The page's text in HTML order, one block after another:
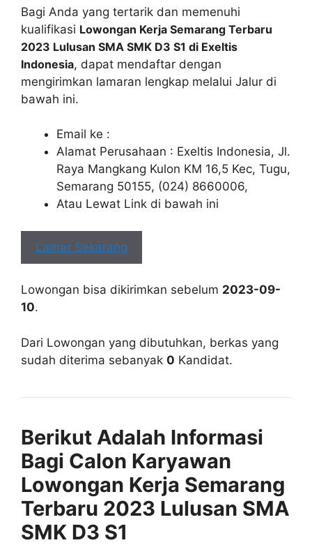
Bagi Anda yang tertarik dan memenuhi
kualifikasi Lowongan Kerja Semarang Terbaru
2023 Lulusan SMA SMK D3 S1 di Exeltis
Indonesia, dapat mendaftar dengan
mengirimkan lamaran lengkap melalui Jalur di
bawah ini.
Email ke :
Alamat Perusahaan : Exeltis Indonesia, Jl.
Raya Mangkang Kulon KM 16,5 Kec, Tugu,
Semarang 50155, (024) 8660006,
Atau Lewat Link di bawah ini
Lamar Sekarang
Lowongan bisa dikirimkan sebelum 2023-09-
10.
Dari Lowongan yang dibutuhkan, berkas yang
sudah diterima sebanyak 0 Kandidat.
Berikut Adalah Informasi
Bagi Calon Karyawan
Lowongan Kerja Semarang
Terbaru 2023 Lulusan SMA
SMK D3 S1